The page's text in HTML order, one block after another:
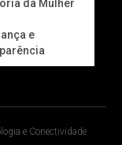
da Mulher
e
e Conectividade